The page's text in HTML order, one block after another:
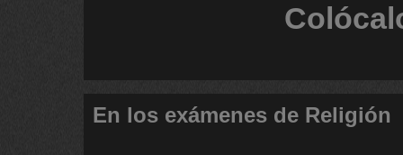
En los exámenes de Religión